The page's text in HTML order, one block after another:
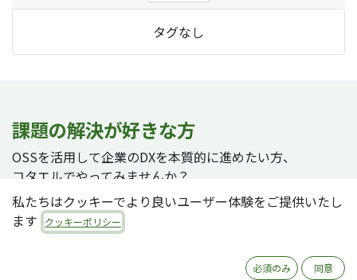
タグなし
課題の解決が好きな方
OSSを活用して企業のDXを本質的に進めたい方、
コタエルでやってみませんか？
私たちはクッキーでより良いユーザー体験をご提供いたし
ます
クッキーポリシー
必須のみ 同意